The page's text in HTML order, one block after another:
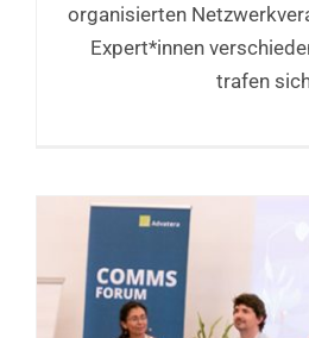
organisierten
Expert*innen
trafen